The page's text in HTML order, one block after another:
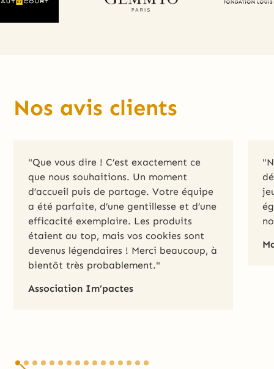
Nos avis clients
"Que vous dire ! C’est exactement ce
que nous souhaitions. Un moment
d’accueil puis de partage. Votre équipe
a été parfaite, d’une gentillesse et d’une
efficacité exemplaire. Les produits
étaient au top, mais vos cookies sont
devenus légendaires ! Merci beaucoup, à
bientôt très probablement."
Association Im’pactes